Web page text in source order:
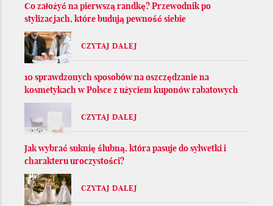
Co założyć na pierwszą randkę? Przewodnik po
stylizacjach, które budują pewność siebie
CZYTAJ DALEJ
10 sprawdzonych sposobów na oszczędzanie na
kosmetykach w Polsce z użyciem kuponów rabatowych
CZYTAJ DALEJ
Jak wybrać suknię ślubną, która pasuje do sylwetki i
charakteru uroczystości?
CZYTAJ DALEJ